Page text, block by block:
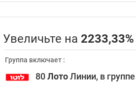
Увеличьте на 2233,33%
Группа включает :
80ЛотоЛинии, в